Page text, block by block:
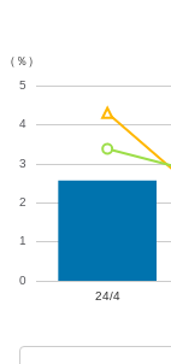
経営基盤強化